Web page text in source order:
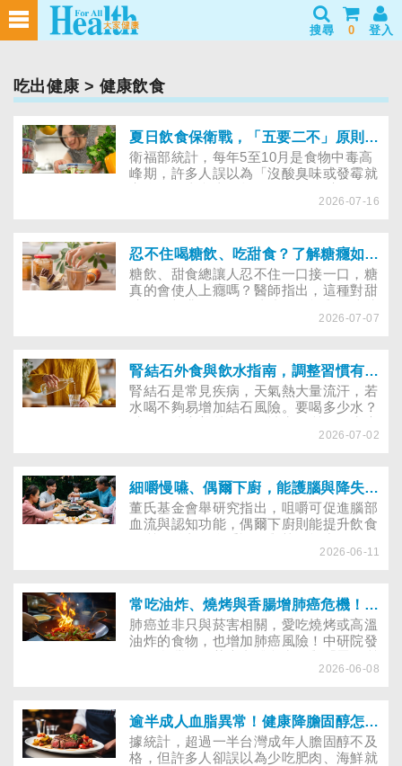
搜尋 0 登入
吃出健康 > 健康飲食
夏日飲食保衛戰，「五要二不」原則避食物中毒，守護腸胃健康
衛福部統計，每年5至10月是食物中毒高
峰期，許多人誤以為「沒酸臭味或發霉就
致病菌常在未出現異狀前已大量繁殖，董
2026-07-16
忍不住喝糖飲、吃甜食？了解糖癮如何形成
糖飲、甜食總讓人忍不住一口接一口，糖
真的會使人上癮嗎？醫師指出，這種對甜
動、大腦多巴胺反應及生活習慣有關，若
2026-07-07
腎結石外食與飲水指南，調整習慣有效預防復發
腎結石是常見疾病，天氣熱大量流汗，若
水喝不夠易增加結石風險。要喝多少水？
C注意什麼？ 外食又要如何挑便當、鍋
2026-07-02
細嚼慢嚥、偶爾下廚，能護腦與降失智風險
董氏基金會舉研究指出，咀嚼可促進腦部
血流與認知功能，偶爾下廚則能提升飲食
失智風險，所以，「細嚼慢嚥」與「適度
2026-06-11
常吃油炸、燒烤與香腸增肺癌危機！這樣吃遠離致癌物
肺癌並非只與菸害相關，愛吃燒烤或高溫
油炸的食物，也增加肺癌風險！中研院發
食物高溫烹調」相關的致癌突變，了解風
2026-06-08
逾半成人血脂異常！健康降膽固醇怎麼吃
據統計，超過一半台灣成年人膽固醇不及
格，但許多人卻誤以為少吃肥肉、海鮮就